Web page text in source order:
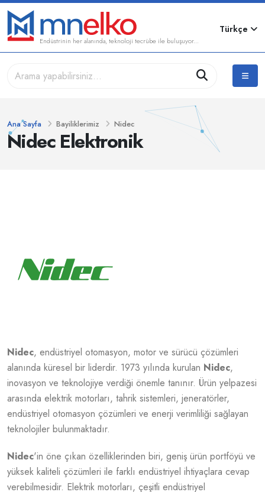
Endüstrinin her alanında, teknoloji tecrübe ile buluşuyor...
Türkçe
Nidec Elektronik
Ana Sayfa Bayiliklerimiz Nidec
Nidec, endüstriyel otomasyon, motor ve sürücü çözümleri
alanında küresel bir liderdir. 1973 yılında kurulan Nidec,
inovasyon ve teknolojiye verdiği önemle tanınır. Ürün yelpazesi
arasında elektrik motorları, tahrik sistemleri, jeneratörler,
endüstriyel otomasyon çözümleri ve enerji verimliliği sağlayan
teknolojiler bulunmaktadır.
Nidec'in öne çıkan özelliklerinden biri, geniş ürün portföyü ve
yüksek kaliteli çözümleri ile farklı endüstriyel ihtiyaçlara cevap
verebilmesidir. Elektrik motorları, çeşitli endüstriyel